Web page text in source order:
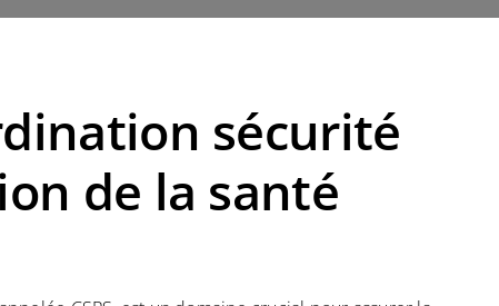
sécurité
de la santé